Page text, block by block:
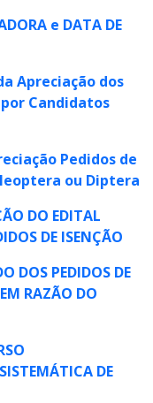
e DATA DE
Apreciação dos
Candidatos
Pedidos de
ou Diptera
DO EDITAL
DE ISENÇÃO
DOS PEDIDOS DE
RAZÃO DO
DE